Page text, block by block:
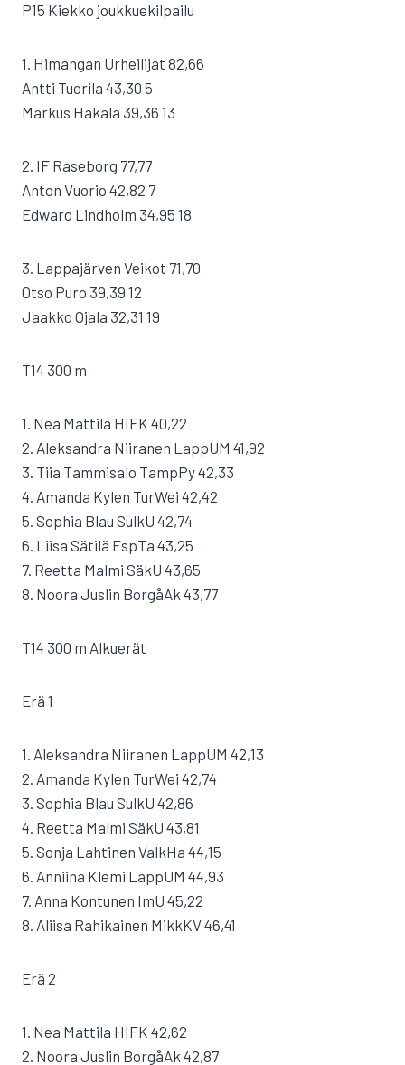
P15 Kiekko joukkuekilpailu
1. Himangan Urheilijat 82,66
Antti Tuorila 43,30 5
Markus Hakala 39,36 13
2. IF Raseborg 77,77
Anton Vuorio 42,82 7
Edward Lindholm 34,95 18
3. Lappajärven Veikot 71,70
Otso Puro 39,39 12
Jaakko Ojala 32,31 19
T14 300 m
1. Nea Mattila HIFK 40,22
2. Aleksandra Niiranen LappUM 41,92
3. Tiia Tammisalo TampPy 42,33
4. Amanda Kylen TurWei 42,42
5. Sophia Blau SulkU 42,74
6. Liisa Sätilä EspTa 43,25
7. Reetta Malmi SäkU 43,65
8. Noora Juslin BorgåAk 43,77
T14 300 m Alkuerät
Erä 1
1. Aleksandra Niiranen LappUM 42,13
2. Amanda Kylen TurWei 42,74
3. Sophia Blau SulkU 42,86
4. Reetta Malmi SäkU 43,81
5. Sonja Lahtinen ValkHa 44,15
6. Anniina Klemi LappUM 44,93
7. Anna Kontunen ImU 45,22
8. Aliisa Rahikainen MikkKV 46,41
Erä 2
1. Nea Mattila HIFK 42,62
2. Noora Juslin BorgåAk 42,87